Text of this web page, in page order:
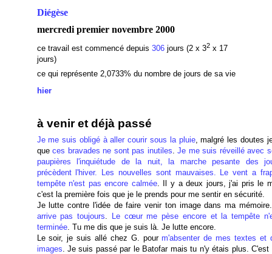
Diégèse
mercredi premier novembre 2000
ce travail est commencé depuis 306jours (2 x 32x 17
jours)
ce qui représente 2,0733% du nombre de jours de sa vie
hier
à venir et déjà passé
Je me suis obligé à aller courir sous la pluie, malgré les doutes
queces bravades ne sont pas inutiles.Je me suis réveillé avec
paupières l'inquiétude de la nuit, la marche pesante des
précèdent l'hiver. Les nouvelles sont mauvaises. Le vent a
tempête n'est pas encore calmée. Il y a deux jours, j'ai pris le
c'est la première fois que je le prends pour me sentir en sécurité.
Je lutte contre l'idée de faire venir ton image dans ma
arrive pas toujours.
Le cœur me pèse encore et la tempête
terminée. Tu me dis que je suis là. Je lutte encore.
Le soir, je suis allé chez G. pourm'absenter de mes textes et
images. Je suis passé par le Batofar mais tu n'y étais plus. C'est